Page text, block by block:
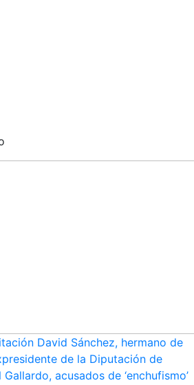
David Sánchez, hermano de
de la Diputación de
acusados de ‘enchufismo’